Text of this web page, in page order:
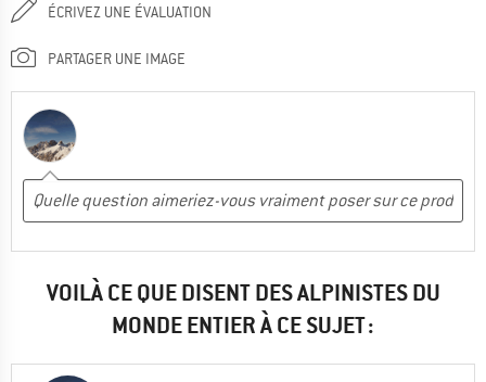
ÉCRIVEZ UNE ÉVALUATION
PARTAGER UNE IMAGE
VOILÀ CE QUE DISENT DES ALPINISTES DU
MONDE ENTIER À CE SUJET :